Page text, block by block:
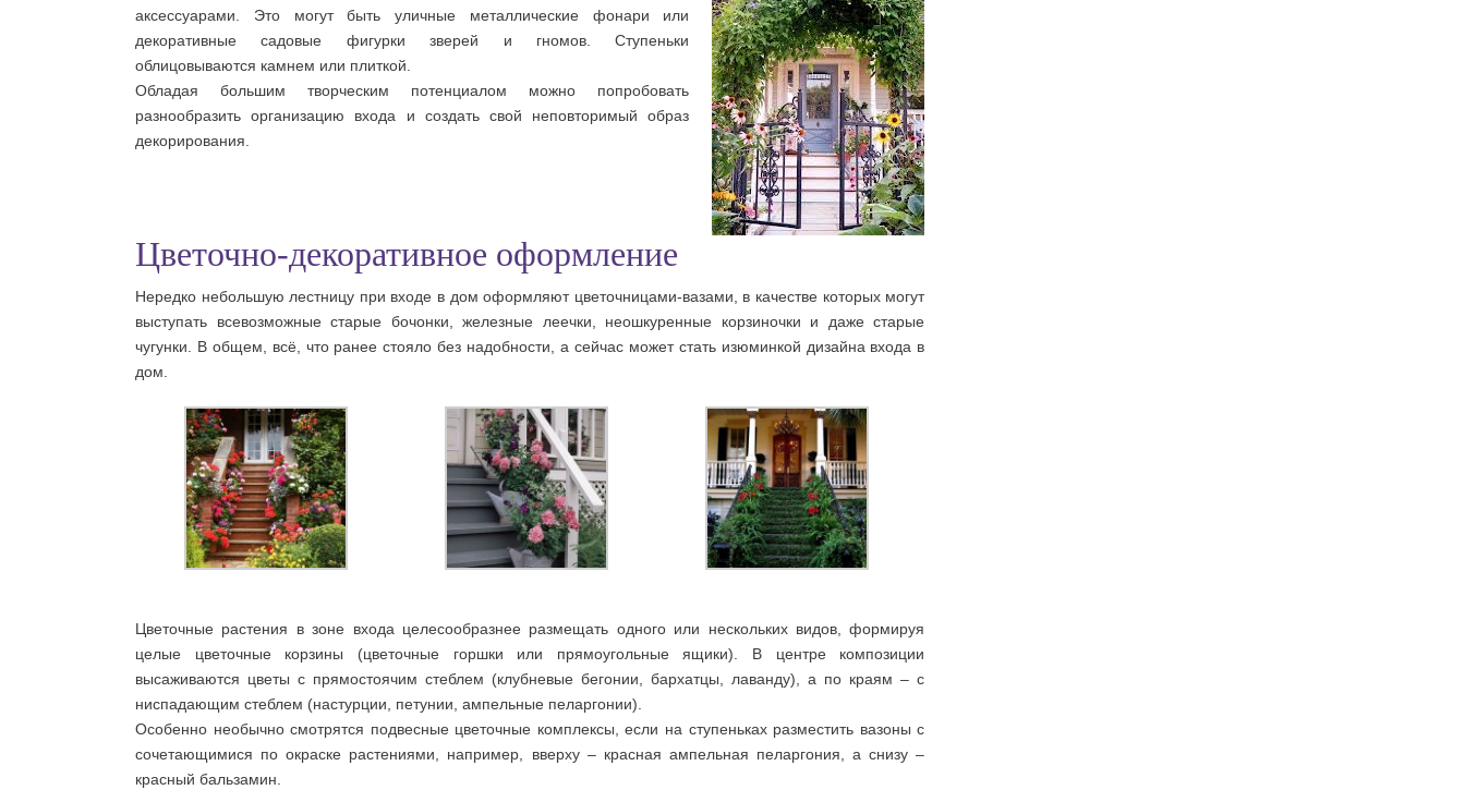
аксессуарами. Это могут быть уличные металлические фонари или
декоративные садовые фигурки зверей и гномов. Ступеньки
облицовываются камнем или плиткой.
Обладая большим творческим потенциалом можно попробовать
разнообразить организацию входа и создать свой неповторимый образ
декорирования.
Цветочно-декоративное оформление
Нередко небольшую лестницу при входе в дом оформляют цветочницами-вазами, в качестве которых могут
выступать всевозможные старые бочонки, железные леечки, неошкуренные корзиночки и даже старые
чугунки. В общем, всё, что ранее стояло без надобности, а сейчас может стать изюминкой дизайна входа в
дом.
Цветочные растения в зоне входа целесообразнее размещать одного или нескольких видов, формируя
целые цветочные корзины (цветочные горшки или прямоугольные ящики). В центре композиции
высаживаются цветы с прямостоячим стеблем (клубневые бегонии, бархатцы, лаванду), а по краям – с
ниспадающим стеблем (настурции, петунии, ампельные пеларгонии).
Особенно необычно смотрятся подвесные цветочные комплексы, если на ступеньках разместить вазоны с
сочетающимися по окраске растениями, например, вверху – красная ампельная пеларгония, а снизу –
красный бальзамин.